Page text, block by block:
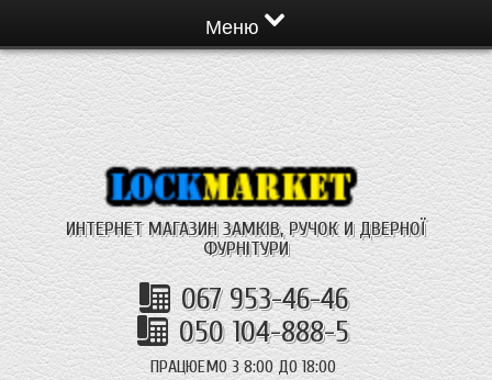
Меню
ИНТЕРНЕТ МАГАЗИН ЗАМКІВ, РУЧОК И ДВЕРНОЇ
ФУРНІТУРИ
067 953-46-46
050 104-888-5
ПРАЦЮЕМО З 8:00 ДО 18:00